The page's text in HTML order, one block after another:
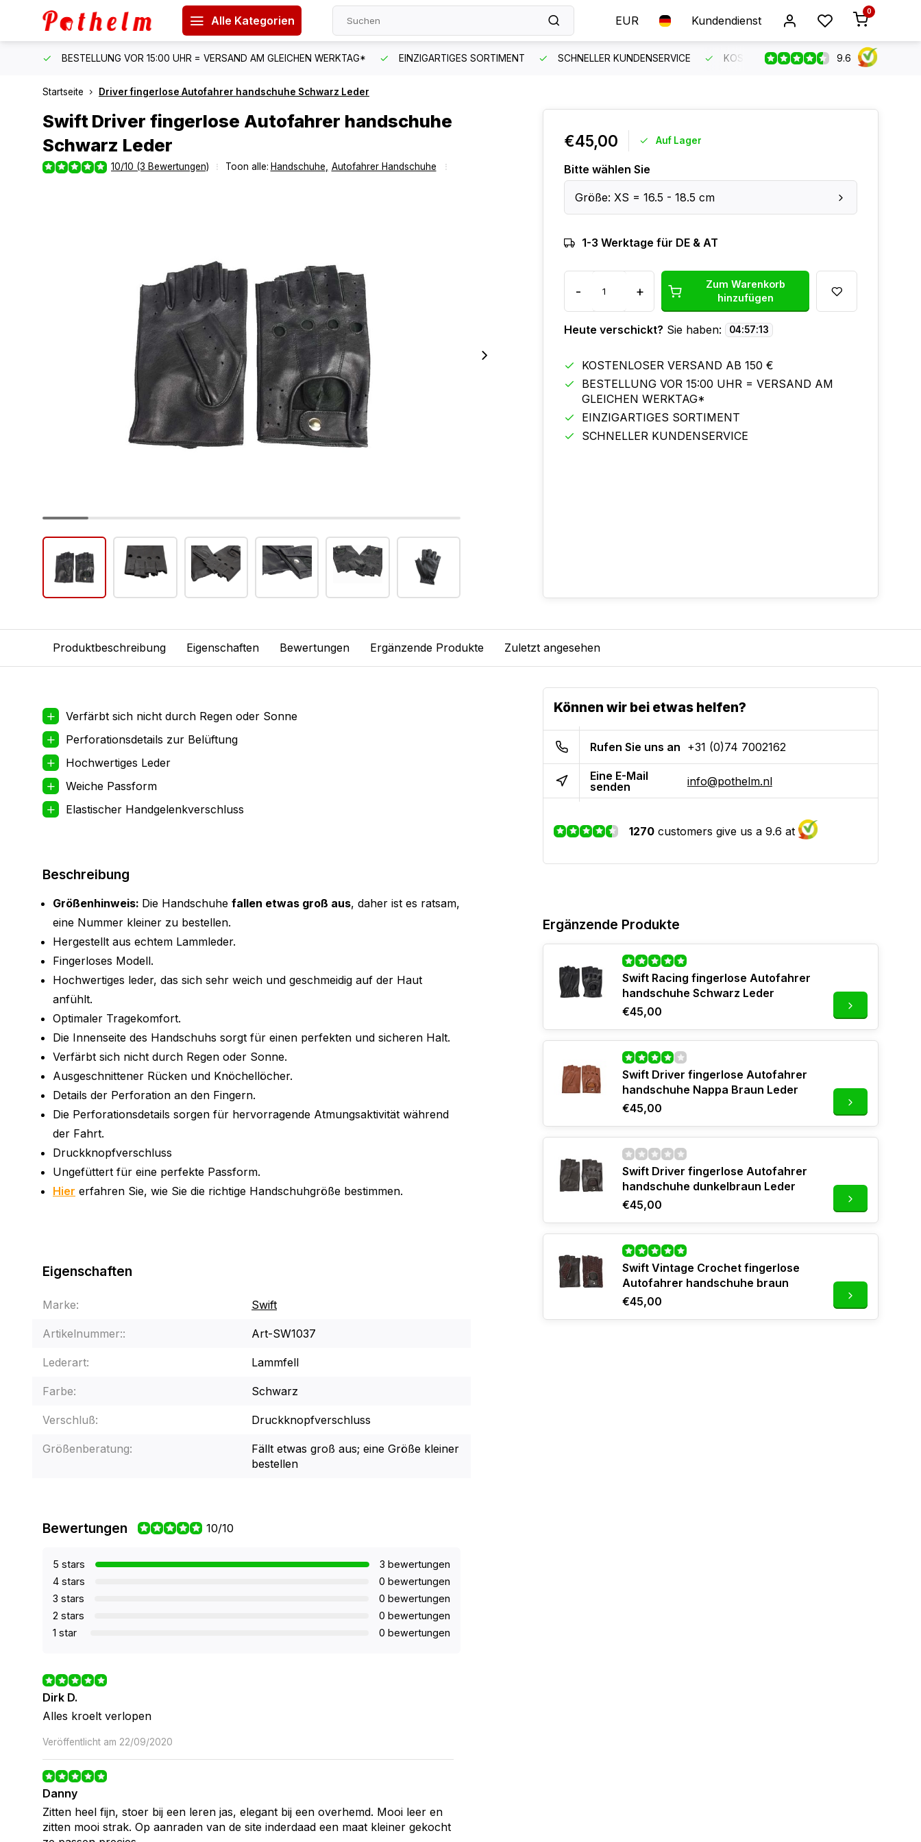
Alle Kategorien EUR Kundendienst
0
BESTELLUNG VOR 15:00 UHR = VERSAND AM GLEICHEN WERKTAG* EINZIGARTIGES SORTIMENT SCHNELLER KUNDENSERVICE KOSTENLOSER VERSAND AB 150 €
9.6
Startseite Driver fingerlose Autofahrer handschuhe Schwarz Leder
SwiftDriver fingerlose Autofahrer handschuhe
Schwarz Leder
10/10 (3 Bewertungen) Toon alle: Handschuhe Autofahrer Handschuhe
€45,00 Auf Lager
Bitte wählen Sie
Größe: XS = 16.5 - 18.5 cm
1-3 Werktage für DE & AT
- +
Zum Warenkorb
hinzufügen
Heute verschickt? Sie haben: 04:57:13
KOSTENLOSER VERSAND AB 150 €
BESTELLUNG VOR 15:00 UHR = VERSAND AM
GLEICHEN WERKTAG*
EINZIGARTIGES SORTIMENT
SCHNELLER KUNDENSERVICE
Produktbeschreibung Eigenschaften Bewertungen Ergänzende Produkte Zuletzt angesehen
Verfärbt sich nicht durch Regen oder Sonne
Perforationsdetails zur Belüftung
Hochwertiges Leder
Weiche Passform
Elastischer Handgelenkverschluss
Beschreibung
Größenhinweis: Die Handschuhe fallen etwas groß aus, daher ist es ratsam,
eine Nummer kleiner zu bestellen.
Hergestellt aus echtem Lammleder.
Fingerloses Modell.
Hochwertiges leder, das sich sehr weich und geschmeidig auf der Haut
anfühlt.
Optimaler Tragekomfort.
Die Innenseite des Handschuhs sorgt für einen perfekten und sicheren Halt.
Verfärbt sich nicht durch Regen oder Sonne.
Ausgeschnittener Rücken und Knöchellöcher.
Details der Perforation an den Fingern.
Die Perforationsdetails sorgen für hervorragende Atmungsaktivität während
der Fahrt.
Druckknopfverschluss
Ungefüttert für eine perfekte Passform.
Hier erfahren Sie, wie Sie die richtige Handschuhgröße bestimmen.
Eigenschaften
Marke: Swift
Artikelnummer:: Art-SW1037
Lederart: Lammfell
Farbe: Schwarz
Verschluß: Druckknopfverschluss
Größenberatung:
Fällt etwas groß aus; eine Größe kleiner
bestellen
Bewertungen 10/10
5 stars
3 bewertungen
4 stars
0 bewertungen
3 stars
0 bewertungen
2 stars
0 bewertungen
1 star
0 bewertungen
Dirk D.
Alles kroelt verlopen
Veröffentlicht am 22/09/2020
Danny
Zitten heel fijn, stoer bij een leren jas, elegant bij een overhemd. Mooi leer en
zitten mooi strak. Op aanraden van de site inderdaad een maat kleiner gekocht
Können wir bei etwas helfen?
Rufen Sie uns an +31 (0)74 7002162
Eine E-Mail
senden
info@pothelm.nl
1270 customers give us a 9.6 at
Ergänzende Produkte
Swift Racing fingerlose Autofahrer
handschuhe Schwarz Leder
€45,00
Swift Driver fingerlose Autofahrer
handschuhe Nappa Braun Leder
€45,00
Swift Driver fingerlose Autofahrer
handschuhe dunkelbraun Leder
€45,00
Swift Vintage Crochet fingerlose
Autofahrer handschuhe braun
€45,00